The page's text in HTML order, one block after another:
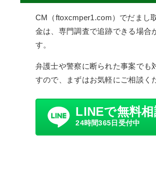
CM（ftoxcmper1.com）でだまし
金は、専門調査で追跡できる場合
す。
弁護士や警察に断られた事案でも
すので、まずはお気軽にご相談く
LINEで無料
24時間365日受付中